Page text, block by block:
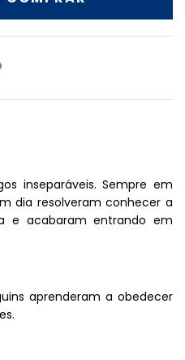
inseparáveis. Sempre em
dia resolveram conhecer a
e acabaram entrando em
aprenderam a obedecer